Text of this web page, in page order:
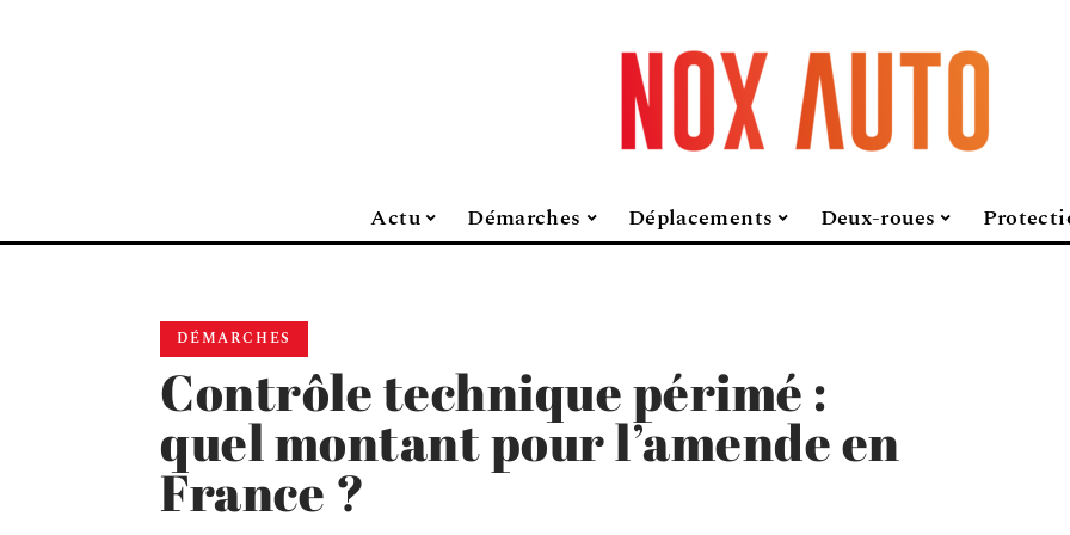
Actu Démarches Déplacements Deux-roues
DÉMARCHES
Contrôle technique périmé :
quel montant pour l’amende en
France ?